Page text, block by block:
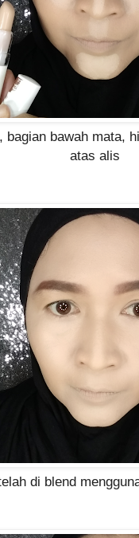
bawah mata,
atas alis
di blend